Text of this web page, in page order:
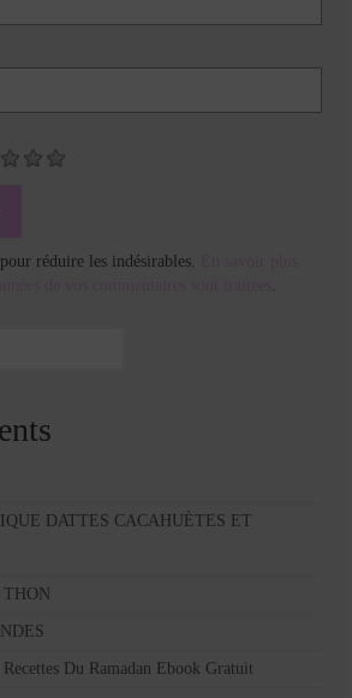
réduire les indésirables.
DATTES CACAHUÈTES ET
THON
Du Ramadan Ebook Gratuit